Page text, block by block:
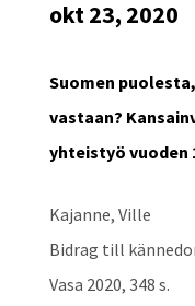
okt 23, 2020
Suomen
vastaan?
yhteistyö vuoden
Kajanne, Ville
Bidrag till
Vasa 2020, 348 s.